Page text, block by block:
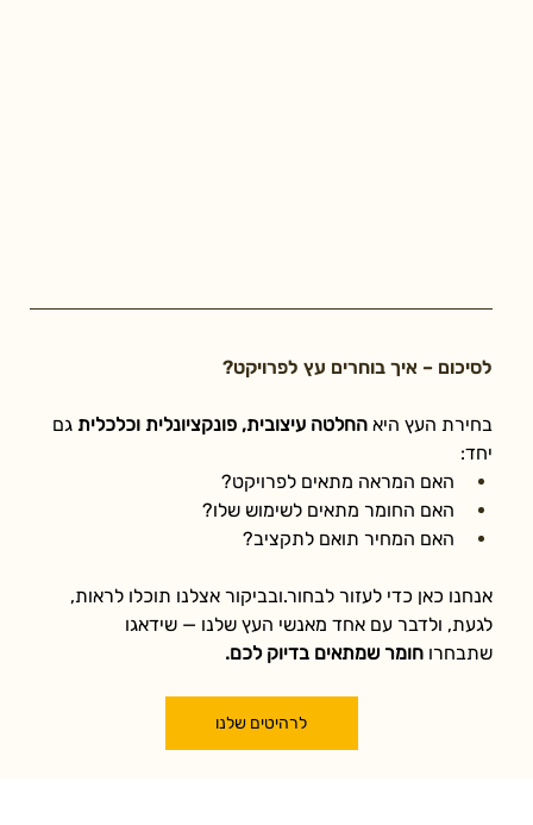
לסיכום – איך בוחרים עץ לפרויקט?
בחירת העץ היא החלטה עיצובית, פונקציונלית וכלכלית גם
יחד:
האם המראה מתאים לפרויקט?
האם החומר מתאים לשימוש שלו?
האם המחיר תואם לתקציב?
אנחנו כאן כדי לעזור לבחור.ובביקור אצלנו תוכלו לראות,
לגעת, ולדבר עם אחד מאנשי העץ שלנו — שידאגו
שתבחרו חומר שמתאים בדיוק לכם.
לרהיטים שלנו